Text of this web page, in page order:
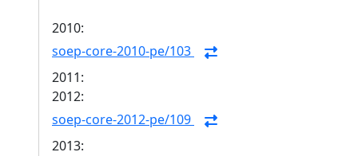
2010:
soep-core-2010-pe/103
2011:
2012:
soep-core-2012-pe/109
2013: